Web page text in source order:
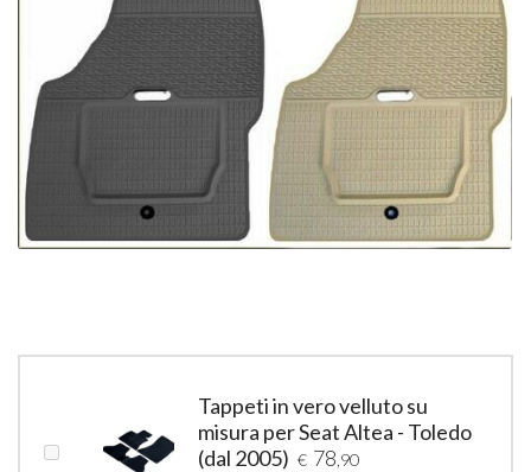
Tappeti in vero velluto su
misura per Seat Altea - Toledo
(dal 2005) € 78 ,90